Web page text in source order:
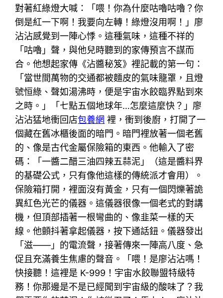
對著紅綠燈大喊：「喂！你為什麼咕嚕咕嚕？你
倒是紅一下啊！我要向左轉！綠燈沒用啊！」廖
沾沾感覺到一陣心悸。這種氣味，這種不祥的
「咕嚕」聲，與他兒時聽到的家傳預言不謀而
合。他想起家傳《沾醬秘笈》裡記載的第一句：
「當世間萬物的交通都被麵皮的氣味籠罩，且燈
號恒綠、聲如湯沸時，便是宇宙水餃臨界點到來
之時。」「七點五個地球年…怎麼這麼快？」廖
沾沾猛地衝回店包養網 裡，衝到後廚，打開了一
個藏在舊冰櫃後面的暗門。暗門裡放著一個老舊
的、像是古代金屬保險箱的東西。他輸入了密
碼：「一醬二醋三油四辣五蒜泥」（這是醬料界
的基礎公式，只有像他這樣的傳統派才會用）。
保險箱打開，裡面沒有黃金，只有一個閃爍著詭
異紅色光芒的儀器。這儀器很像一個老式的對講
機，但頂部插著一根彎曲的、像韭菜一樣的天
線。他顫抖著拿起儀器，按下通話鈕。儀器發出
「滋——」的電流聲，接著傳來一陣高八度、急
促且充滿養生焦慮的聲音。「喂！是廖沾沾嗎！
快接聽！這裡是 K-999！宇宙水餃聯盟特級特
務！你那邊是不是已經聞到宇宙級的酸味了？我